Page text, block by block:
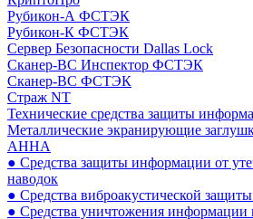
Рубикон-А ФСТЭК
Рубикон-К ФСТЭК
Сервер Безопасности Dallas Lock
Сканер-ВС Инспектор ФСТЭК
Сканер-ВС ФСТЭК
Страж NT
Технические средства защиты
Металлические экранирующие
АННА
● Средства защиты информации от
наводок
● Средства виброакустической
● Средства уничтожения